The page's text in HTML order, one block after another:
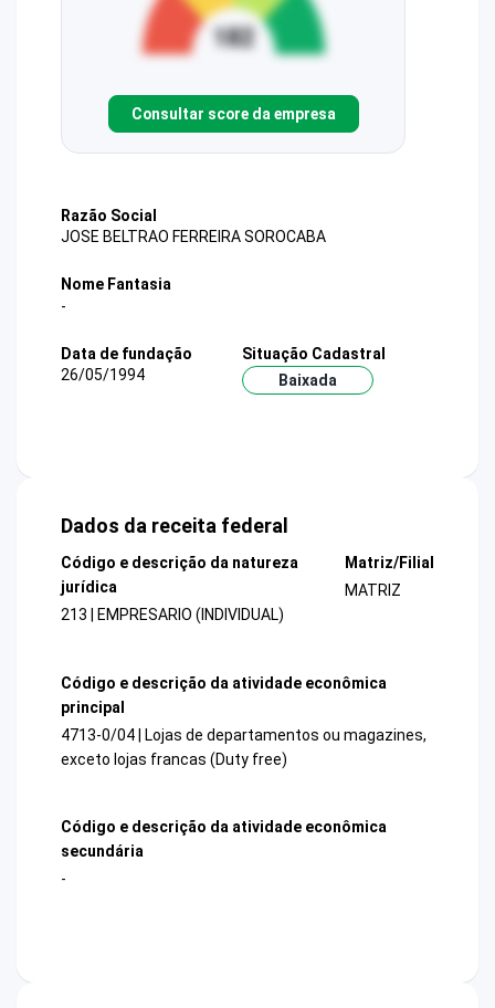
Consultar score da empresa
Razão Social
JOSE BELTRAO FERREIRA SOROCABA
Nome Fantasia
-
Data de fundação
26/05/1994
Situação Cadastral
Baixada
Dados da receita federal
Código e descrição da natureza
jurídica
213 | EMPRESARIO (INDIVIDUAL)
Matriz/Filial
MATRIZ
Código e descrição da atividade econômica
principal
4713-0/04 | Lojas de departamentos ou magazines,
exceto lojas francas (Duty free)
Código e descrição da atividade econômica
secundária
-